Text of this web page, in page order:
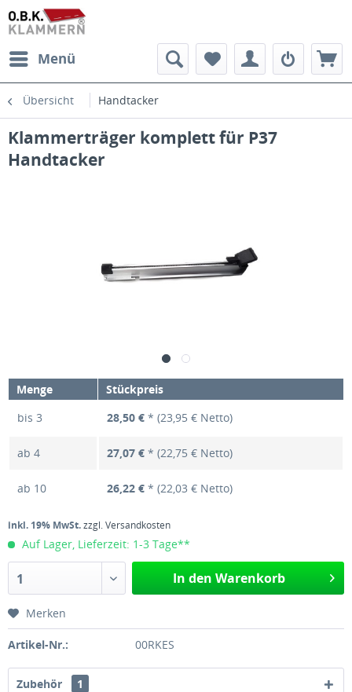
Menü
Übersicht Handtacker
Klammerträger komplett für P37
Handtacker
Menge
Stückpreis
bis 3 28,50 € * (23,95 € Netto)
ab 4 27,07 € * (22,75 € Netto)
ab 10 26,22 € * (22,03 € Netto)
inkl. 19% MwSt.zzgl. Versandkosten
Auf Lager, Lieferzeit: 1-3 Tage**
1 In den Warenkorb
Merken
Artikel-Nr.: 00RKES
Zubehör 1